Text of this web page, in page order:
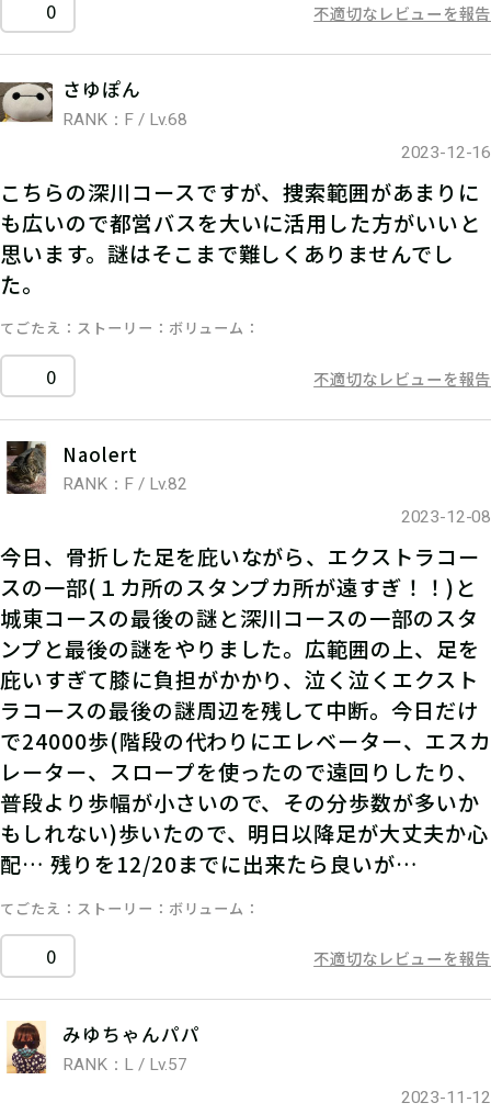
0 不適切なレビューを報告
さゆぽん
RANK：F / Lv.68
2023-12-16
こちらの深川コースですが、捜索範囲があまりに
も広いので都営バスを大いに活用した方がいいと
思います。謎はそこまで難しくありませんでし
た。
てごたえ ストーリー ボリューム
0 不適切なレビューを報告
Naolert
RANK：F / Lv.82
2023-12-08
今日、骨折した足を庇いながら、エクストラコー
スの一部(１カ所のスタンプカ所が遠すぎ！！)と
城東コースの最後の謎と深川コースの一部のスタ
ンプと最後の謎をやりました。広範囲の上、足を
庇いすぎて膝に負担がかかり、泣く泣くエクスト
ラコースの最後の謎周辺を残して中断。今日だけ
で24000歩(階段の代わりにエレベーター、エスカ
レーター、スロープを使ったので遠回りしたり、
普段より歩幅が小さいので、その分歩数が多いか
もしれない)歩いたので、明日以降足が大丈夫か心
配… 残りを12/20までに出来たら良いが…
てごたえ ストーリー ボリューム
0 不適切なレビューを報告
みゆちゃんパパ
RANK：L / Lv.57
2023-11-12